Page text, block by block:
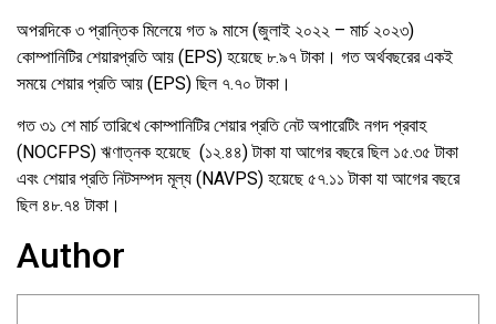
অপরদিকে ৩ প্রান্তিক মিলেয়ে গত ৯ মাসে(জুলাই ২০২২ – মার্চ ২০২৩)
কোম্পানিটির শেয়ারপ্রতি আয় (EPS) হয়েছে ৮.৯৭ টাকা। গত অর্থবছরের একই
সময়ে শেয়ার প্রতি আয় (EPS) ছিল ৭.৭০ টাকা।
গত ৩১ শে মার্চ তারিখে কোম্পানিটির শেয়ার প্রতি নেট অপারেটিং নগদ প্রবাহ
(NOCFPS) ঋণাত্নক হয়েছে (১২.৪৪)টাকা যা আগের বছরে ছিল ১৫.৩৫ টাকা
এবং শেয়ার প্রতি নিটসম্পদ মূল্য (NAVPS) হয়েছে ৫৭.১১ টাকা যা আগের বছরে
ছিল ৪৮.৭৪ টাকা।
Author